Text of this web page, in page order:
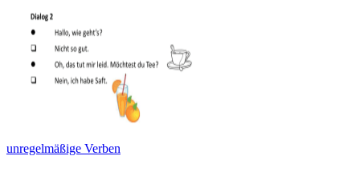
unregelmäßige Verben